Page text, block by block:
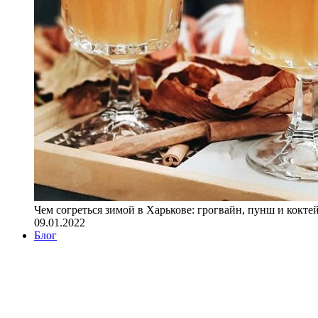
Чем согреться зимой в Харькове: грогвайн, пунш и
09.01.2022
Блог